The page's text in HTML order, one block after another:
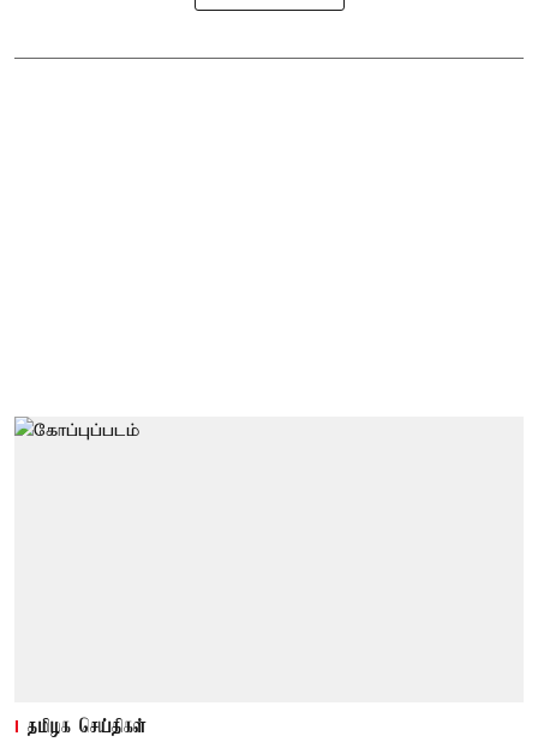
தமிழக செய்திகள்